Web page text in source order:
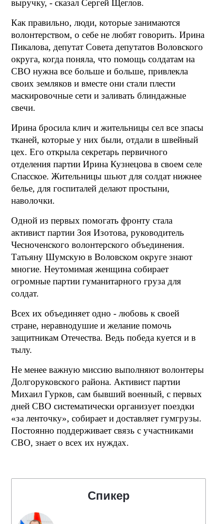
выручку, - сказал Сергей Щеглов.
Как правильно, люди, которые занимаются
волонтерством, о себе не любят говорить. Ирина
Пикалова, депутат Совета депутатов Воловского
округа, когда поняла, что помощь солдатам на
СВО нужна все больше и больше, привлекла
своих земляков и вместе они стали плести
маскировочные сети и заливать блиндажные
свечи.
Ирина бросила клич и жительницы сел все зпасы
тканей, которые у них были, отдали в швейный
цех. Его открыла секретарь первичного
отделения партии Ирина Кузнецова в своем селе
Спасское. Жительницы шьют для солдат нижнее
белье, для госпиталей делают простыни,
наволочки.
Одной из первых помогать фронту стала
активист партии Зоя Изотова, руководитель
Чесноченского волонтерского объединения.
Татьяну Шумскую в Воловском округе знают
многие. Неутомимая женщина собирает
огромные партии гуманитарного груза для
солдат.
Всех их объединяет одно - любовь к своей
стране, неравнодушие и желание помочь
защитникам Отечества. Ведь победа куется и в
тылу.
Не менее важную миссию выполняют волонтеры
Долгоруковского района. Активист партии
Михаил Гурков, сам бывший военный, с первых
дней СВО систематически организует поездки
«за ленточку», собирает и доставляет гумгрузы.
Постоянно поддерживает связь с участниками
СВО, знает о всех их нуждах.
Спикер